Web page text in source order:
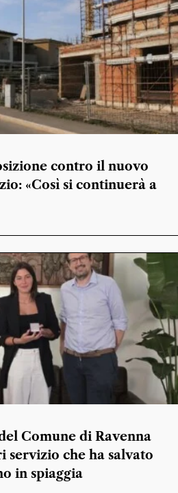
contro il nuovo
«Così si continuerà a
Comune di Ravenna
servizio che ha salvato
in spiaggia